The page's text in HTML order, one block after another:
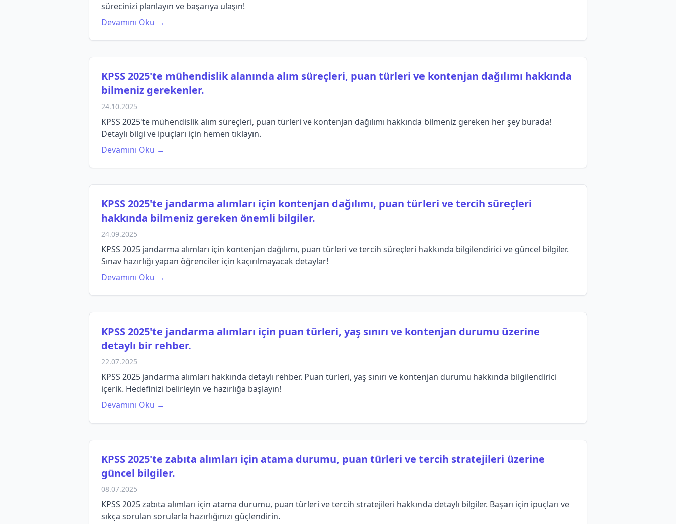
sürecinizi planlayın ve başarıya ulaşın!
Devamını Oku →
KPSS 2025'te mühendislik alanında alım süreçleri, puan türleri ve kontenjan dağılımı hakkında
bilmeniz gerekenler.
24.10.2025
KPSS 2025'te mühendislik alım süreçleri, puan türleri ve kontenjan dağılımı hakkında bilmeniz gereken her şey burada!
Detaylı bilgi ve ipuçları için hemen tıklayın.
Devamını Oku →
KPSS 2025'te jandarma alımları için kontenjan dağılımı, puan türleri ve tercih süreçleri
hakkında bilmeniz gereken önemli bilgiler.
24.09.2025
KPSS 2025 jandarma alımları için kontenjan dağılımı, puan türleri ve tercih süreçleri hakkında bilgilendirici ve güncel bilgiler.
Sınav hazırlığı yapan öğrenciler için kaçırılmayacak detaylar!
Devamını Oku →
KPSS 2025'te jandarma alımları için puan türleri, yaş sınırı ve kontenjan durumu üzerine
detaylı bir rehber.
22.07.2025
KPSS 2025 jandarma alımları hakkında detaylı rehber. Puan türleri, yaş sınırı ve kontenjan durumu hakkında bilgilendirici
içerik. Hedefinizi belirleyin ve hazırlığa başlayın!
Devamını Oku →
KPSS 2025'te zabıta alımları için atama durumu, puan türleri ve tercih stratejileri üzerine
güncel bilgiler.
08.07.2025
KPSS 2025 zabıta alımları için atama durumu, puan türleri ve tercih stratejileri hakkında detaylı bilgiler. Başarı için ipuçları ve
sıkça sorulan sorularla hazırlığınızı güçlendirin.